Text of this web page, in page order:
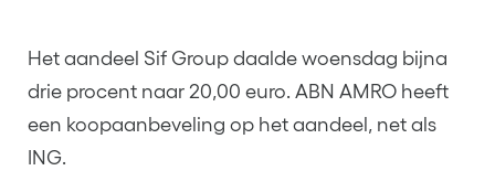
Het aandeel Sif Group daalde woensdag bijna
drie procent naar 20,00 euro. ABN AMRO heeft
een koopaanbeveling op het aandeel, net als
ING.